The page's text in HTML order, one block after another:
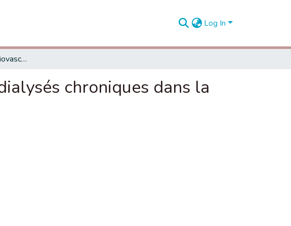
Log In
Profil de risque cardiovasculaire des hémodialysés chroniques dans la région de Marrakech
chroniques dans la